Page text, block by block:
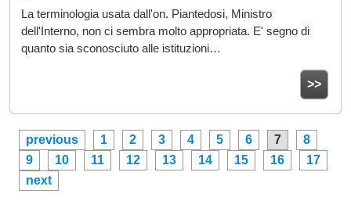
La terminologia usata dall'on. Piantedosi, Ministro
dell'Interno, non ci sembra molto appropriata. E' segno di
quanto sia sconosciuto alle istituzioni…
>>
previous 1 2 3 4 5 6 7
8
9
10 11 12 13 14 15 16
17
next